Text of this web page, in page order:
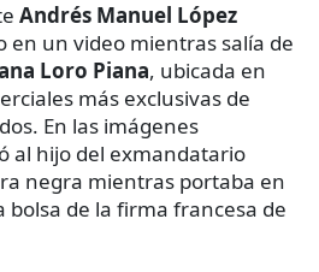
Andrés Manuel López
en un video mientras salía de
Loro Piana, ubicada en
más exclusivas de
En las imágenes
al hijo del exmandatario
negra mientras portaba en
de la firma francesa de